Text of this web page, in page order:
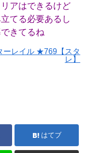
アはできるけど
てる必要あるし
きてるね
ーレイル ★769【スタ
レ】
はてブ